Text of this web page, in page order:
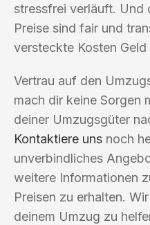
stressfrei verläuft. Und
Preise sind fair und
versteckte Kosten Geld
Vertrau auf den
mach dir keine Sorgen
deiner Umzugsgüter
Kontaktiere uns noch
unverbindliches
weitere Informationen
Preisen zu erhalten.
deinem Umzug zu